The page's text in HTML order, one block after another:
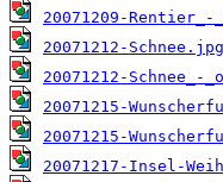
20071209-
20071212-Schnee.jpg
20071212-Schnee_-
20071215-
20071215-
20071217-Insel-